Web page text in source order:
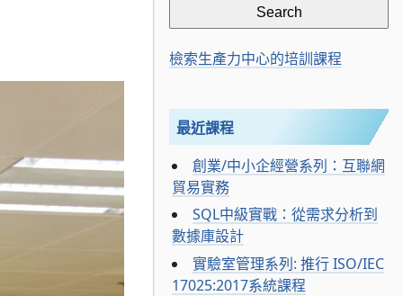
檢索生產力中心的培訓課程
最近課程
創業/中小企經營系列：互聯網
貿易實務
SQL中級實戰：從需求分析到
數據庫設計
實驗室管理系列: 推行 ISO/IEC
17025:2017系統課程